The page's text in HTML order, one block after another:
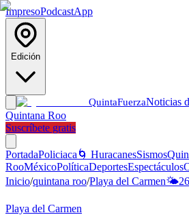
ImpresoPodcastApp
Edición
QuintaFuerzaNoticias
Quintana Roo
Suscríbete gratis
PortadaPoliciaca 🌀 HuracanesSismos
RooMéxicoPolíticaDeportesEspectáculos
Inicio/quintana roo/Playa del Carmen🌤️26
Playa del Carmen